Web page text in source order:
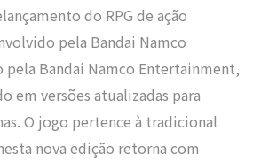
do RPG de ação
pela Bandai Namco
Bandai Namco Entertainment,
em versões atualizadas para
O jogo pertence à tradicional
nova edição retorna com